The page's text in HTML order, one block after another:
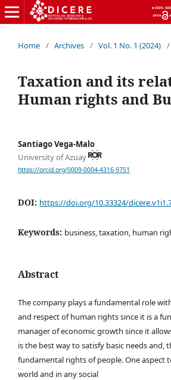
Home / Archives / Vol. 1 No. 1 (2024) /
Taxation and its
Human rights and
Santiago Vega-Malo
University of Azuay
https://orcid.org/0009-0004-4316-9751
DOI: https://doi.org/10.33324/
Keywords: business, taxation, human
Abstract
The company plays a fundamental role
and respect of human rights since it is a
manager of economic growth since it
is the best way to satisfy basic needs and,
fundamental rights of people. One aspect
world and in any social